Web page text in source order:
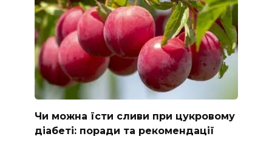
Чи можна їсти сливи при цукровому
діабеті: поради та рекомендації